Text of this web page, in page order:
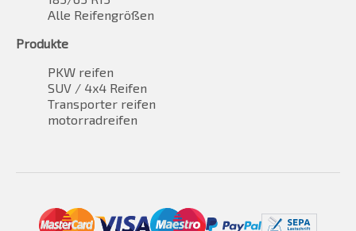
Alle Reifengrößen
Produkte
PKW reifen
SUV / 4x4 Reifen
Transporter reifen
motorradreifen